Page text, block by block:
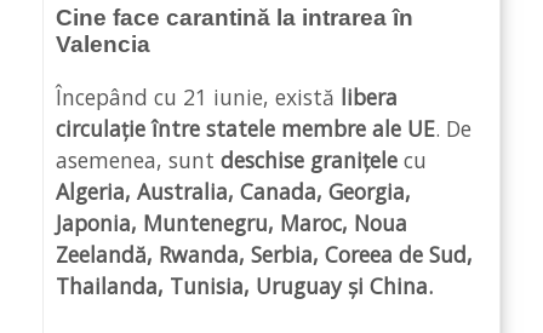
Cine face carantină la intrarea în
Valencia
Începând cu 21 iunie, există libera
circulație între statele membre ale UE. De
asemenea, sunt deschise granițele cu
Algeria, Australia, Canada, Georgia,
Japonia, Muntenegru, Maroc, Noua
Zeelandă, Rwanda, Serbia, Coreea de Sud,
Thailanda, Tunisia, Uruguay și China.